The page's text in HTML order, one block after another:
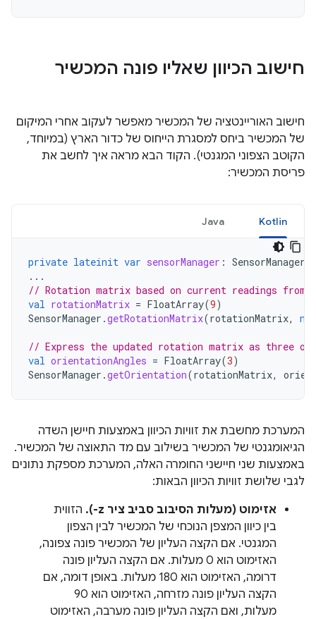
חישוב הכיוון שאליו פונה המכשיר
חישוב האוריינטציה של המכשיר מאפשר לעקוב אחרי המיקום
של המכשיר ביחס למסגרת הייחוס של כדור הארץ (במיוחד,
הקוטב הצפוני המגנטי). הקוד הבא מראה איך לחשב את
פריסת המכשיר:
Kotlin
Java
private lateinit var sensorManager : SensorManager
...
// Rotation matrix based on current readings from
val rotationMatrix = FloatArray(9)
SensorManager .getRotationMatrix(rotationMatrix,
// Express the updated rotation matrix as three
val orientationAngles = FloatArray(3)
SensorManager .getOrientation(rotationMatrix,
המערכת מחשבת את זוויות הכיוון באמצעות חיישן השדה
הגיאומגנטי של המכשיר בשילוב עם מד התאוצה של המכשיר.
באמצעות שני חיישני החומרה האלה, המערכת מספקת נתונים
לגבי שלושת זוויות הכיוון הבאות:
אזימוט (מעלות הסיבוב סביב ציר ‎-z).
הזווית
בין כיוון המצפן הנוכחי של המכשיר לבין הצפון
המגנטי. אם הקצה העליון של המכשיר פונה צפונה,
האזימוט הוא 0 מעלות. אם הקצה העליון פונה
דרומה, האזימוט הוא 180 מעלות. באופן דומה, אם
הקצה העליון פונה מזרחה, האזימוט הוא 90
מעלות, ואם הקצה העליון פונה מערבה, האזימוט